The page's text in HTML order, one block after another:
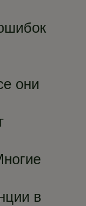
они
в